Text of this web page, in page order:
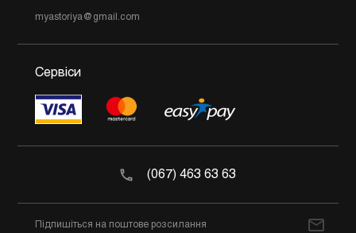
myastoriya@gmail.com
Сервіси
(067) 463 63 63